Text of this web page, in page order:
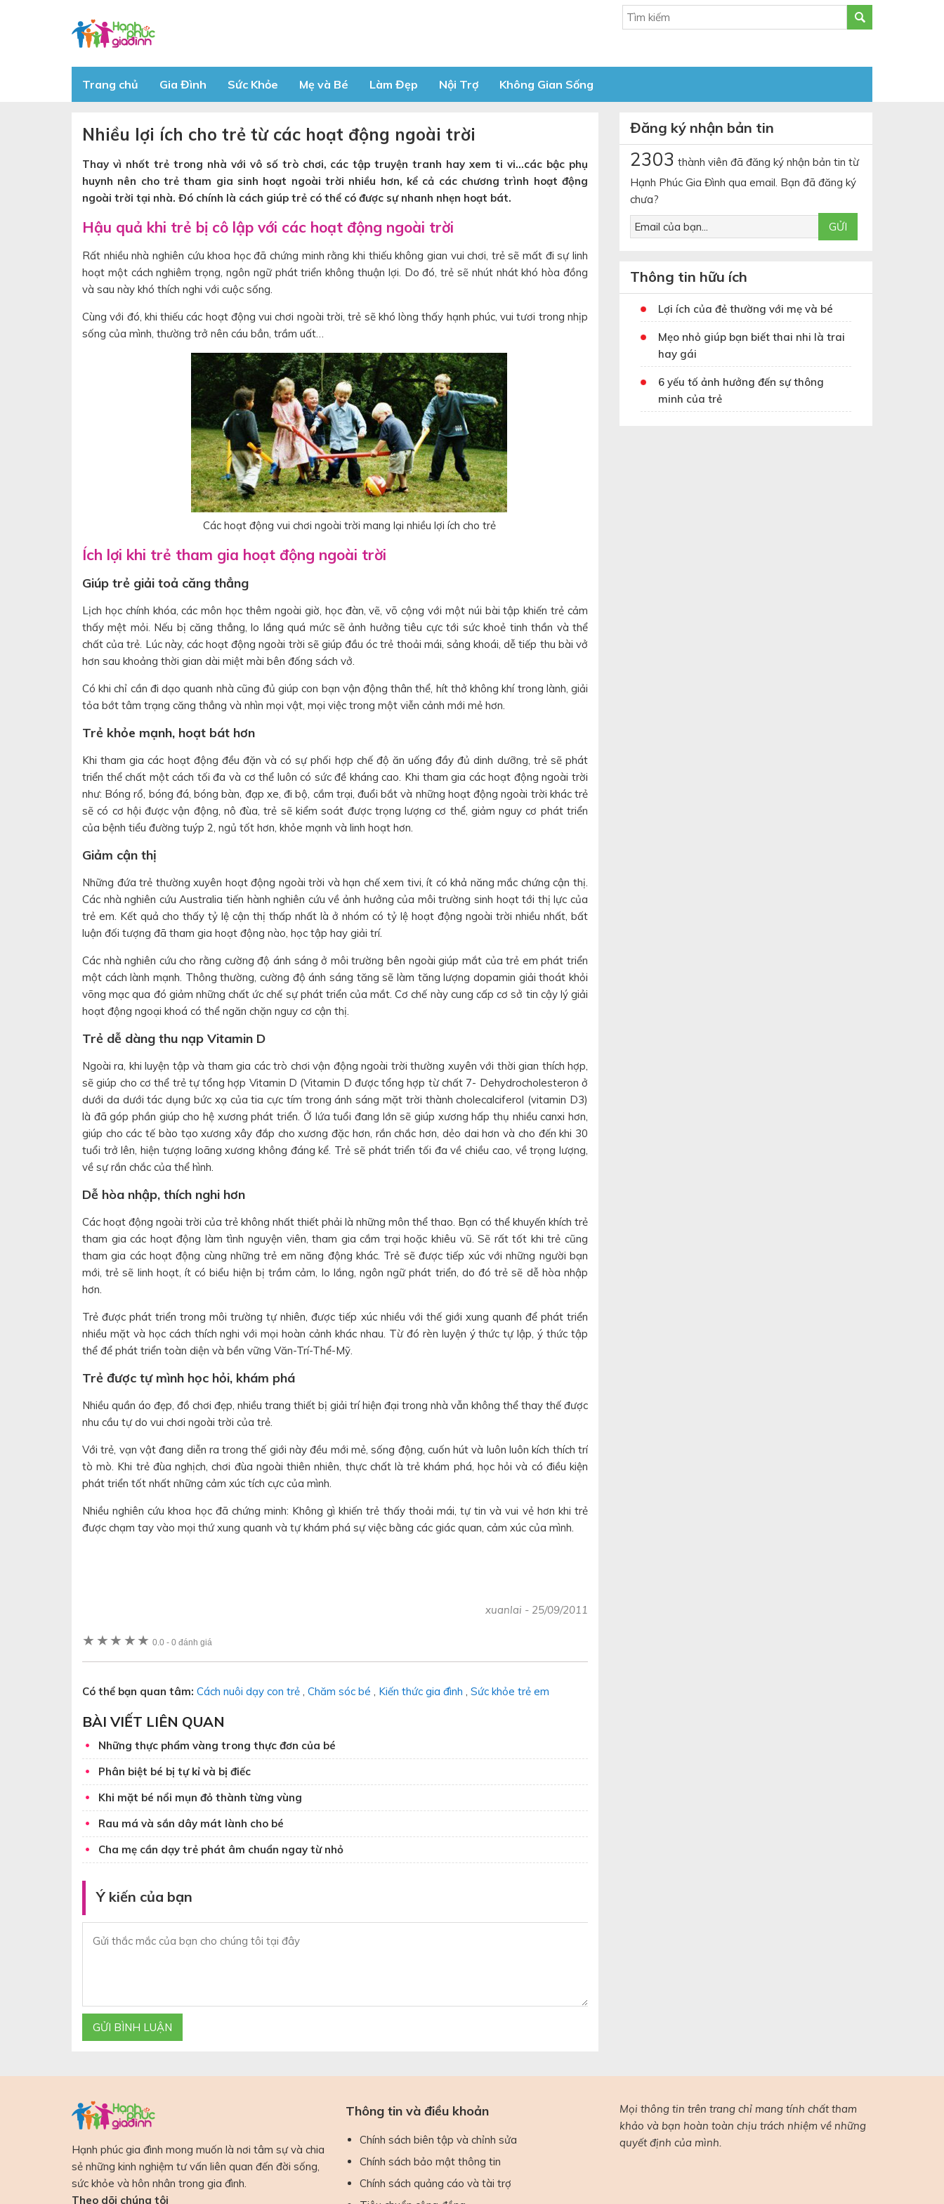
Trang chủ Gia Đình Sức Khỏe Mẹ và Bé Làm Đẹp Nội Trợ Không Gian Sống
Nhiều lợi ích cho trẻ từ các hoạt động ngoài trời
Thay vì nhốt trẻ trong nhà với vô số trò chơi, các tập truyện tranh hay xem ti vi…các bậc phụ
huynh nên cho trẻ tham gia sinh hoạt ngoài trời nhiều hơn, kể cả các chương trình hoạt động
ngoài trời tại nhà. Đó chính là cách giúp trẻ có thể có được sự nhanh nhẹn hoạt bát.
Hậu quả khi trẻ bị cô lập với các hoạt động ngoài trời
Rất nhiều nhà nghiên cứu khoa học đã chứng minh rằng khi thiếu không gian vui chơi, trẻ sẽ mất đi sự linh
hoạt một cách nghiêm trọng, ngôn ngữ phát triển không thuận lợi. Do đó, trẻ sẽ nhút nhát khó hòa đồng
và sau này khó thích nghi với cuộc sống.
Cùng với đó, khi thiếu các hoạt động vui chơi ngoài trời, trẻ sẽ khó lòng thấy hạnh phúc, vui tươi trong nhịp
sống của mình, thường trở nên cáu bẳn, trầm uất…
Các hoạt động vui chơi ngoài trời mang lại nhiều lợi ích cho trẻ
Ích lợi khi trẻ tham gia hoạt động ngoài trời
Giúp trẻ giải toả căng thẳng
Lịch học chính khóa, các môn học thêm ngoài giờ, học đàn, vẽ, võ cộng với một núi bài tập khiến trẻ cảm
thấy mệt mỏi. Nếu bị căng thẳng, lo lắng quá mức sẽ ảnh hưởng tiêu cực tới sức khoẻ tinh thần và thể
chất của trẻ. Lúc này, các hoạt động ngoài trời sẽ giúp đầu óc trẻ thoải mái, sảng khoái, dễ tiếp thu bài vở
hơn sau khoảng thời gian dài miệt mài bên đống sách vở.
Có khi chỉ cần đi dạo quanh nhà cũng đủ giúp con bạn vận động thân thể, hít thở không khí trong lành, giải
tỏa bớt tâm trạng căng thẳng và nhìn mọi vật, mọi việc trong một viễn cảnh mới mẻ hơn.
Trẻ khỏe mạnh, hoạt bát hơn
Khi tham gia các hoạt động đều đặn và có sự phối hợp chế độ ăn uống đầy đủ dinh dưỡng, trẻ sẽ phát
triển thể chất một cách tối đa và cơ thể luôn có sức đề kháng cao. Khi tham gia các hoạt động ngoài trời
như: Bóng rổ, bóng đá, bóng bàn, đạp xe, đi bộ, cắm trại, đuổi bắt và những hoạt động ngoài trời khác trẻ
sẽ có cơ hội được vận động, nô đùa, trẻ sẽ kiểm soát được trọng lượng cơ thể, giảm nguy cơ phát triển
của bệnh tiểu đường tuýp 2, ngủ tốt hơn, khỏe mạnh và linh hoạt hơn.
Giảm cận thị
Những đứa trẻ thường xuyên hoạt động ngoài trời và hạn chế xem tivi, ít có khả năng mắc chứng cận thị.
Các nhà nghiên cứu Australia tiến hành nghiên cứu về ảnh hưởng của môi trường sinh hoạt tới thị lực của
trẻ em. Kết quả cho thấy tỷ lệ cận thị thấp nhất là ở nhóm có tỷ lệ hoạt động ngoài trời nhiều nhất, bất
luận đối tượng đã tham gia hoạt động nào, học tập hay giải trí.
Các nhà nghiên cứu cho rằng cường độ ánh sáng ở môi trường bên ngoài giúp mắt của trẻ em phát triển
một cách lành mạnh. Thông thường, cường độ ánh sáng tăng sẽ làm tăng lượng dopamin giải thoát khỏi
võng mạc qua đó giảm những chất ức chế sự phát triển của mắt. Cơ chế này cung cấp cơ sở tin cậy lý giải
hoạt động ngoại khoá có thể ngăn chặn nguy cơ cận thị.
Trẻ dễ dàng thu nạp Vitamin D
Ngoài ra, khi luyện tập và tham gia các trò chơi vận động ngoài trời thường xuyên với thời gian thích hợp,
sẽ giúp cho cơ thể trẻ tự tổng hợp Vitamin D (Vitamin D được tổng hợp từ chất 7- Dehydrocholesteron ở
dưới da dưới tác dụng bức xạ của tia cực tím trong ánh sáng mặt trời thành cholecalciferol (vitamin D3)
là đã góp phần giúp cho hệ xương phát triển. Ở lứa tuổi đang lớn sẽ giúp xương hấp thụ nhiều canxi hơn,
giúp cho các tế bào tạo xương xây đắp cho xương đặc hơn, rắn chắc hơn, dẻo dai hơn và cho đến khi 30
tuổi trở lên, hiện tượng loãng xương không đáng kể. Trẻ sẽ phát triển tối đa về chiều cao, về trọng lượng,
về sự rắn chắc của thể hình.
Dễ hòa nhập, thích nghi hơn
Các hoạt động ngoài trời của trẻ không nhất thiết phải là những môn thể thao. Bạn có thể khuyến khích trẻ
tham gia các hoạt động làm tình nguyện viên, tham gia cắm trại hoặc khiêu vũ. Sẽ rất tốt khi trẻ cũng
tham gia các hoạt động cùng những trẻ em năng động khác. Trẻ sẽ được tiếp xúc với những người bạn
mới, trẻ sẽ linh hoạt, ít có biểu hiện bị trầm cảm, lo lắng, ngôn ngữ phát triển, do đó trẻ sẽ dễ hòa nhập
hơn.
Trẻ được phát triển trong môi trường tự nhiên, được tiếp xúc nhiều với thế giới xung quanh để phát triển
nhiều mặt và học cách thích nghi với mọi hoàn cảnh khác nhau. Từ đó rèn luyện ý thức tự lập, ý thức tập
thể để phát triển toàn diện và bền vững Văn-Trí-Thể-Mỹ.
Trẻ được tự mình học hỏi, khám phá
Nhiều quần áo đẹp, đồ chơi đẹp, nhiều trang thiết bị giải trí hiện đại trong nhà vẫn không thể thay thế được
nhu cầu tự do vui chơi ngoài trời của trẻ.
Với trẻ, vạn vật đang diễn ra trong thế giới này đều mới mẻ, sống động, cuốn hút và luôn luôn kích thích trí
tò mò. Khi trẻ đùa nghịch, chơi đùa ngoài thiên nhiên, thực chất là trẻ khám phá, học hỏi và có điều kiện
phát triển tốt nhất những cảm xúc tích cực của mình.
Nhiều nghiên cứu khoa học đã chứng minh: Không gì khiến trẻ thấy thoải mái, tự tin và vui vẻ hơn khi trẻ
được chạm tay vào mọi thứ xung quanh và tự khám phá sự việc bằng các giác quan, cảm xúc của mình.
xuanlai - 25/09/2011
★ ★ ★ ★ ★ 0.0- 0 đánh giá
Có thể bạn quan tâm: Cách nuôi dạy con trẻ , Chăm sóc bé , Kiến thức gia đình , Sức khỏe trẻ em
BÀI VIẾT LIÊN QUAN
Những thực phẩm vàng trong thực đơn của bé
Phân biệt bé bị tự kỉ và bị điếc
Khi mặt bé nổi mụn đỏ thành từng vùng
Rau má và sắn dây mát lành cho bé
Cha mẹ cần dạy trẻ phát âm chuẩn ngay từ nhỏ
Ý kiến của bạn
Đăng ký nhận bản tin
2303 thành viên đã đăng ký nhận bản tin từ
Hạnh Phúc Gia Đình qua email. Bạn đã đăng ký
chưa?
Thông tin hữu ích
Lợi ích của đẻ thường với mẹ và bé
Mẹo nhỏ giúp bạn biết thai nhi là trai
hay gái
6 yếu tố ảnh hưởng đến sự thông
minh của trẻ
Hạnh phúc gia đình mong muốn là nơi tâm sự và chia
sẻ những kinh nghiệm tư vấn liên quan đến đời sống,
sức khỏe và hôn nhân trong gia đình.
Theo dõi chúng tôi
Thông tin và điều khoản
Chính sách biên tập và chỉnh sửa
Chính sách bảo mật thông tin
Chính sách quảng cáo và tài trợ
Mọi thông tin trên trang chỉ mang tính chất tham
khảo và bạn hoàn toàn chịu trách nhiệm về những
quyết định của mình.